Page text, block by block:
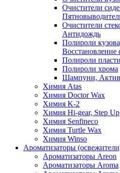
Очистители
Очистители
Антидождь
Полироли
Восстановление
Полироли
Полироли хрома
Шампуни,
Химия Atas
Химия Doctor Wax
Химия K-2
Химия Hi-gear, Step Up
Химия Senfineco
Химия Turtle Wax
Химия Winso
Ароматизаторы
Ароматизаторы Areon
Ароматизаторы Aroma